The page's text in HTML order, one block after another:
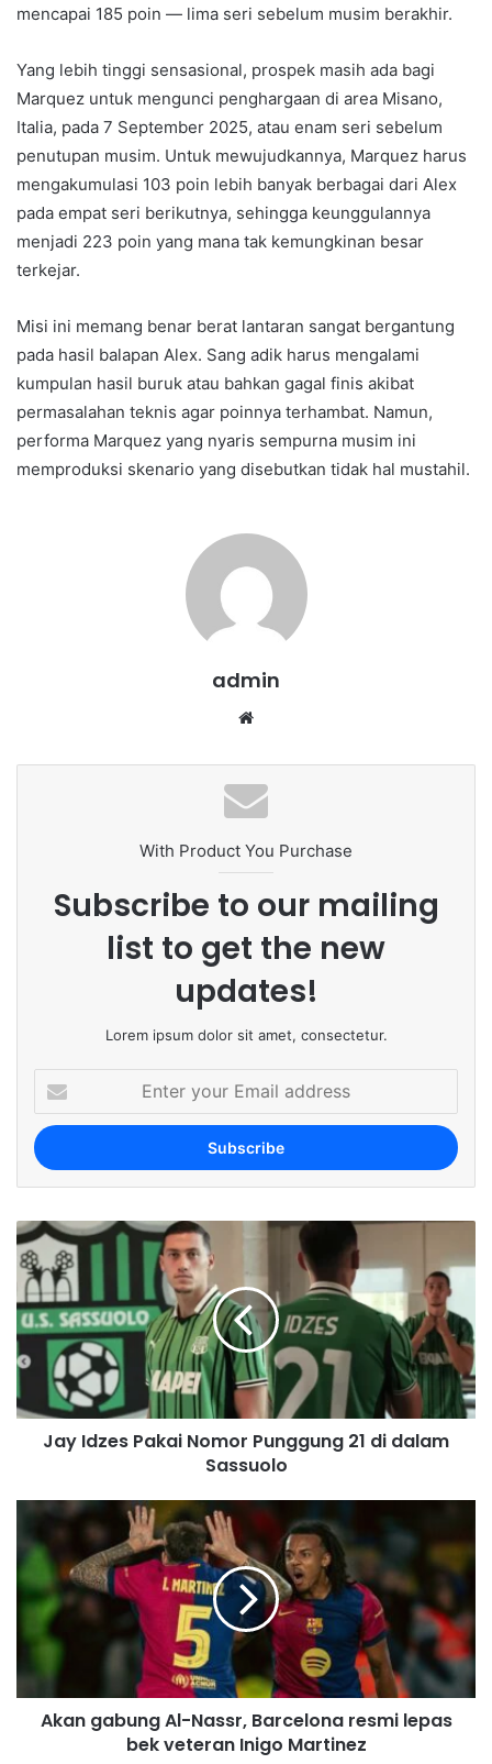
mencapai 185 poin — lima seri sebelum musim berakhir.
Yang lebih tinggi sensasional, prospek masih ada bagi
Marquez untuk mengunci penghargaan di area Misano,
Italia, pada 7 September 2025, atau enam seri sebelum
penutupan musim. Untuk mewujudkannya, Marquez harus
mengakumulasi 103 poin lebih banyak berbagai dari Alex
pada empat seri berikutnya, sehingga keunggulannya
menjadi 223 poin yang mana tak kemungkinan besar
terkejar.
Misi ini memang benar berat lantaran sangat bergantung
pada hasil balapan Alex. Sang adik harus mengalami
kumpulan hasil buruk atau bahkan gagal finis akibat
permasalahan teknis agar poinnya terhambat. Namun,
performa Marquez yang nyaris sempurna musim ini
memproduksi skenario yang disebutkan tidak hal mustahil.
admin
te
With Product You Purchase
Subscribe to our mailing
list to get the new
updates!
Lorem ipsum dolor sit amet, consectetur.
e
o
u
r
E
m
a
e
s
Jay Idzes Pakai Nomor Punggung 21 di dalam
Sassuolo
Akan gabung Al-Nassr, Barcelona resmi lepas
bek veteran Inigo Martinez